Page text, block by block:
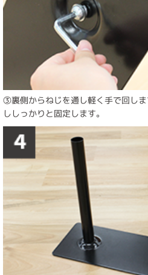
③裏側からねじを通し軽く手で回し
ししっかりと固定します。